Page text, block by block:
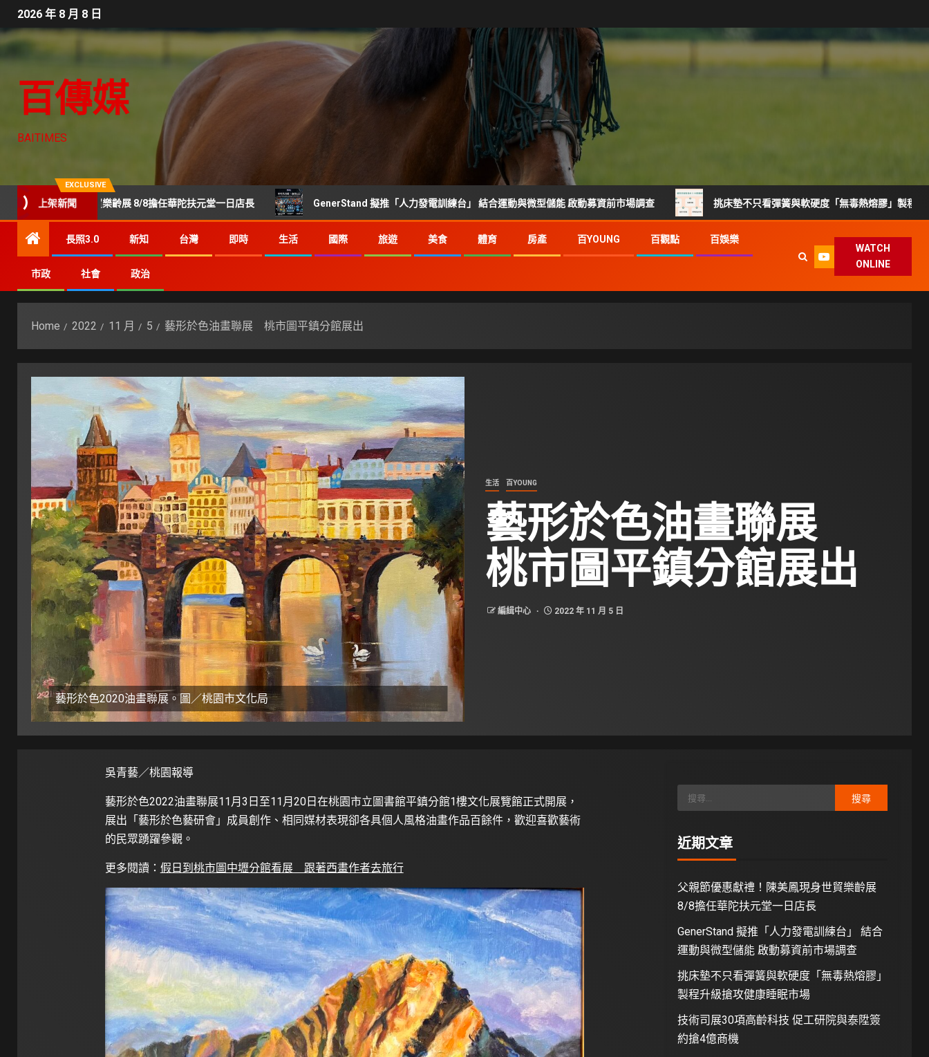
2026 年 8 月 8 日
百傳媒
BAITIMES
EXCLUSIVE
上架新聞
身世貿樂齡展 8/8擔任華陀扶元堂一日店長 GenerStand 擬推「人力發電訓練台」 結合運動與微型儲能 啟動募資前市場調查 挑床墊不只看彈簧與軟硬度「無毒熱熔膠」製程升級搶攻健康睡
長照3.0 新知 台灣 即時 生活 國際 旅遊 美食 體育 房產 百YOUNG 百觀點 百娛樂
市政 社會 政治
WATCH
ONLINE
Home 2022 11 月 5 藝形於色油畫聯展 桃市圖平鎮分館展出
藝形於色2020油畫聯展。圖／桃園市文化局
生活 百YOUNG
藝形於色油畫聯展
桃市圖平鎮分館展出
編緝中心 2022 年 11 月 5 日
吳青藝／桃園報導
藝形於色2022油畫聯展11月3日至11月20日在桃園市立圖書館平鎮分館1樓文化展覽館正式開展，
展出「藝形於色藝研會」成員創作、相同媒材表現卻各具個人風格油畫作品百餘件，歡迎喜歡藝術
的民眾踴躍參觀。
更多閱讀： 假日到桃市圖中壢分館看展 跟著西畫作者去旅行
近期文章
父親節優惠獻禮！陳美鳳現身世貿樂齡展
8/8擔任華陀扶元堂一日店長
GenerStand 擬推「人力發電訓練台」 結合
運動與微型儲能 啟動募資前市場調查
挑床墊不只看彈簧與軟硬度「無毒熱熔膠」
製程升級搶攻健康睡眠市場
技術司展30項高齡科技 促工研院與泰陞簽
約搶4億商機